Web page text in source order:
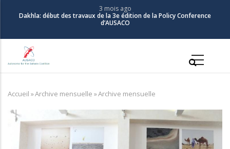
principal
3 mois ago
Dakhla: début des travaux de la 3e édition de la Policy Conference
d’AUSACO
Fil
d'Ariane
Accueil »Archive mensuelle »Archive mensuelle